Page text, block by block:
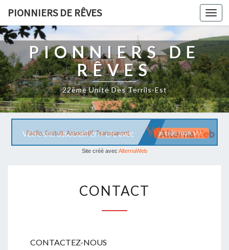
PIONNIERS DE RÊVES
PIONNIERS DE
RÊVES
22ème Unité Des Terrils-Est
Site créé avec AlternaWeb
T
CONTACT
CONTACTEZ-NOUS